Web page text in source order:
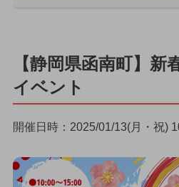
【静岡県函南町】新
イベント
開催日時：2025/01/13(月・祝)